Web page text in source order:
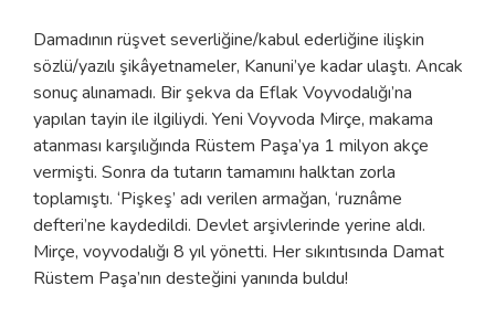
Damadının rüşvet severliğine/kabul ederliğine ilişkin
sözlü/yazılı şikâyetnameler, Kanuni’ye kadar ulaştı. Ancak
sonuç alınamadı. Bir şekva da Eflak Voyvodalığı’na
yapılan tayin ile ilgiliydi. Yeni Voyvoda Mirçe, makama
atanması karşılığında Rüstem Paşa’ya 1 milyon akçe
vermişti. Sonra da tutarın tamamını halktan zorla
toplamıştı. ‘Pişkeş’ adı verilen armağan, ‘ruznâme
defteri’ne kaydedildi. Devlet arşivlerinde yerine aldı.
Mirçe, voyvodalığı 8 yıl yönetti. Her sıkıntısında Damat
Rüstem Paşa’nın desteğini yanında buldu!